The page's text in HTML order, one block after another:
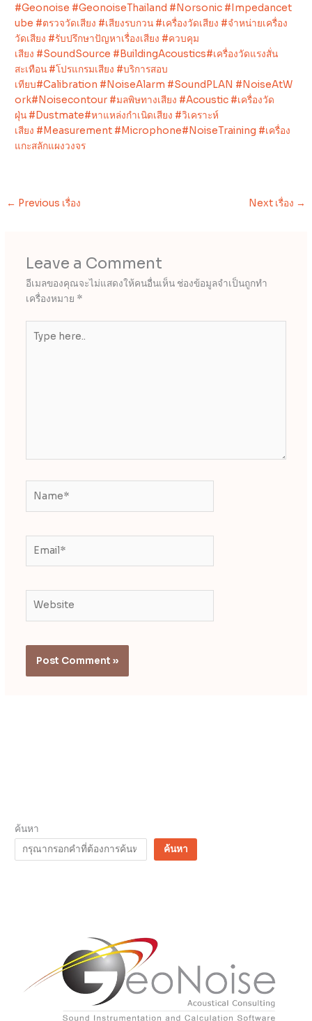
#Geonoise #GeonoiseThailand #Norsonic #Impedancet
ube #ตรวจวัดเสียง #เสียงรบกวน #เครื่องวัดเสียง #จำหน่ายเครื่อง
วัดเสียง #รับปรึกษาปัญหาเรื่องเสียง #ควบคุม
เสียง #SoundSource #BuildingAcoustics#เครื่องวัดแรงสั่น
สะเทือน #โปรแกรมเสียง #บริการสอบ
เทียบ#Calibration #NoiseAlarm #SoundPLAN #NoiseAtW
ork#Noisecontour #มลพิษทางเสียง #Acoustic #เครื่องวัด
ฝุ่น #Dustmate#หาแหล่งกำเนิดเสียง #วิเคราะห์
เสียง #Measurement #Microphone#NoiseTraining #เครื่อง
แกะสลักแผงวงจร
← Previous เรื่อง Next เรื่อง →
Leave a Comment
อีเมลของคุณจะไม่แสดงให้คนอื่นเห็น ช่องข้อมูลจำเป็นถูกทำ
เครื่องหมาย *
here..
ค้นหา
ค้นหา